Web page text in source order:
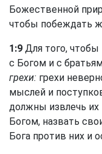
Божественной
чтобы побеждать
1:9 Для того,
с Богом и с
грехи: грехи
мыслей и
должны извлечь их
Богом, назвать
Бога против них и